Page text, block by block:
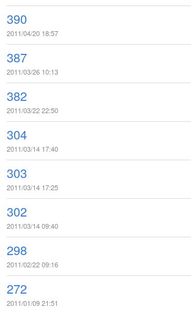
390
2011/04/20 18:57
387
2011/03/26 10:13
382
2011/03/22 22:50
304
2011/03/14 17:40
303
2011/03/14 17:25
302
2011/03/14 09:40
298
2011/02/22 09:16
272
2011/01/09 21:51